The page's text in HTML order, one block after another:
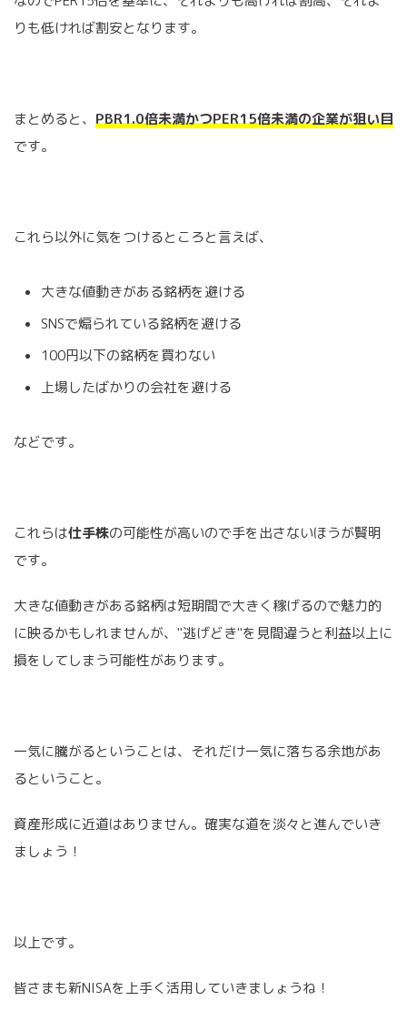
りも低ければ割安となります。
まとめると、 PBR1.0倍未満かつPER15倍未満の企業が狙い目
です。
これら以外に気をつけるところと言えば、
大きな値動きがある銘柄を避ける
SNSで煽られている銘柄を避ける
100円以下の銘柄を買わない
上場したばかりの会社を避ける
などです。
これらは仕手株の可能性が高いので手を出さないほうが賢明
です。
大きな値動きがある銘柄は短期間で大きく稼げるので魅力的
に映るかもしれませんが、"逃げどき"を見間違うと利益以上に
損をしてしまう可能性があります。
一気に騰がるということは、それだけ一気に落ちる余地があ
るということ。
資産形成に近道はありません。確実な道を淡々と進んでいき
ましょう！
以上です。
皆さまも新NISAを上手く活用していきましょうね！